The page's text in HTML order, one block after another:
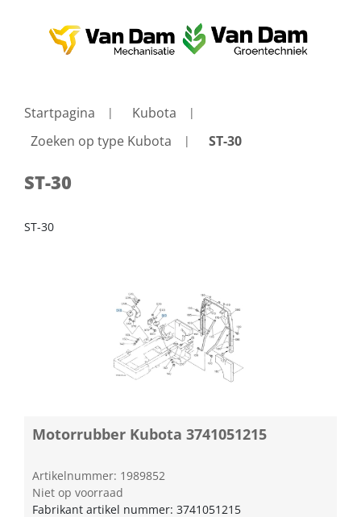
Startpagina
Kubota
Zoeken op type Kubota
ST-30
ST-30
ST-30
Motorrubber Kubota 3741051215
Artikelnummer: 1989852
Niet op voorraad
Fabrikant artikel nummer: 3741051215